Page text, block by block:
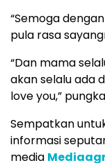
“Semoga
pula rasa
“Dan mama
akan selalu ada
love you,”
Sempatkan
informasi
media